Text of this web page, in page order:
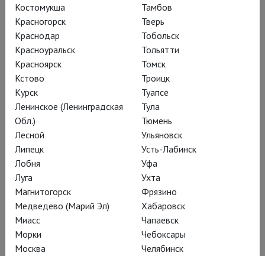
денежка
» – сначала эту поговорочку
(любимую присказку Пушкина, как
узнаем из комментария позднее
расскажет, покачиваясь весёлой
марионеткой, Дмитрий Супонин,
герой которого заявлен как «
Гаврилович, отец Марьи Гавриловны,
муж Прасковьи Петровны, и, может
быть, он и есть покойный Белкин,
чьи записки мы сегодня играем?
очереди к нему присоединятся все
пятеро других участников камерного
– пусть и на большой сцене –
Костомукша
Красногорск
Краснодар
Красноуральск
Красноярск
Кстово
Курск
Ленинское (Ленинградская
Обл.)
Лесной
Липецк
Лобня
Луга
Магнитогорск
Медведево (Марий Эл)
Миасс
Морки
Москва
Тамбов
Тверь
Тобольск
Тольятти
Томск
Троицк
Туапсе
Тула
Тюмень
Ульяновск
Усть-Лабинск
Уфа
Ухта
Фрязино
Хабаровск
Чапаевск
Чебоксары
Челябинск